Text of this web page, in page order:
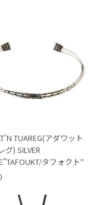
TUAREG(アダワット
グ) SILVER
タフォクト"